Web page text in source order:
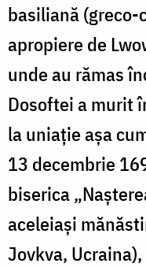
basiliană (greco-
apropiere de
unde au rămas
Dosoftei a murit
la uniație așa
13 decembrie
biserica
aceleiași
Jovkva,